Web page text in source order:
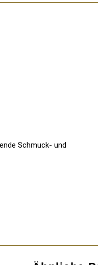
Schmuck- und